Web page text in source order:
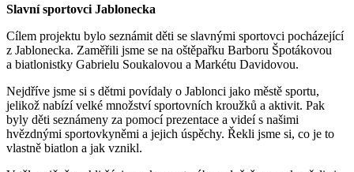
Slavní sportovci Jablonecka
Cílem projektu bylo seznámit děti se slavnými sportovci pocházející
z Jablonecka. Zaměřili jsme se na oštěpařku Barboru Špotákovou
a biatlonistky Gabrielu Soukalovou a Markétu Davidovou.
Nejdříve jsme si s dětmi povídaly o Jablonci jako městě sportu,
jelikož nabízí velké množství sportovních kroužků a aktivit. Pak
byly děti seznámeny za pomocí prezentace a videí s našimi
hvězdnými sportovkyněmi a jejich úspěchy. Řekli jsme si, co je to
vlastně biatlon a jak vznikl.